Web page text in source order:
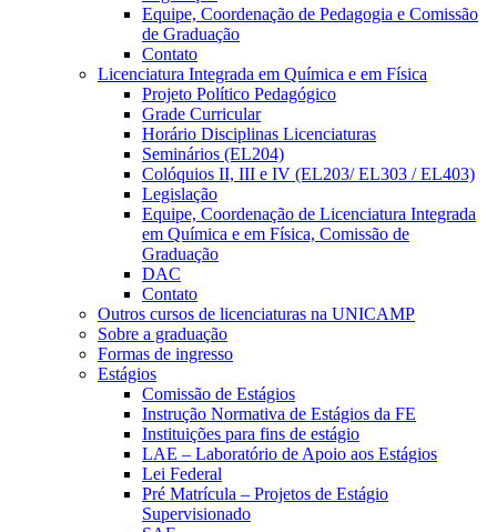
Equipe, Coordenação de Pedagogia e Comissão
de Graduação
Contato
Licenciatura Integrada em Química e em Física
Projeto Político Pedagógico
Grade Curricular
Horário Disciplinas Licenciaturas
Seminários (EL204)
Colóquios II, III e IV (EL203/ EL303 / EL403)
Legislação
Equipe, Coordenação de Licenciatura Integrada
em Química e em Física, Comissão de
Graduação
DAC
Contato
Outros cursos de licenciaturas na UNICAMP
Sobre a graduação
Formas de ingresso
Estágios
Comissão de Estágios
Instrução Normativa de Estágios da FE
Instituições para fins de estágio
LAE – Laboratório de Apoio aos Estágios
Lei Federal
Pré Matrícula – Projetos de Estágio
Supervisionado